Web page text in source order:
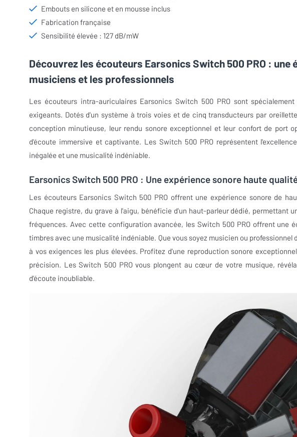
Embouts en silicone et en mousse inclus
Fabrication française
Sensibilité élevée : 127 dB/mW
Découvrez les écouteurs Earsonics Switch 500 PRO :
musiciens et les professionnels
Les écouteurs intra-auriculaires Earsonics Switch 500 PRO sont
exigeants. Dotés d'un système à trois voies et de cinq transducteurs par
conception minutieuse, leur rendu sonore exceptionnel et leur confort de port
d'écoute immersive et captivante. Les Switch 500 PRO représentent
inégalée et une musicalité indéniable.
Earsonics Switch 500 PRO : Une expérience sonore haute
Les écouteurs Earsonics Switch 500 PRO offrent une expérience sonore de
Chaque registre, du grave à l'aigu, bénéficie d'un haut-parleur dédié, permettant
fréquences. Avec cette configuration avancée, les Switch 500 PRO offrent une
timbres avec une musicalité indéniable. Que vous soyez musicien ou
à vos exigences les plus élevées. Profitez d'une reproduction sonore
précision. Les Switch 500 PRO vous plongent au cœur de votre musique,
d'écoute inoubliable.